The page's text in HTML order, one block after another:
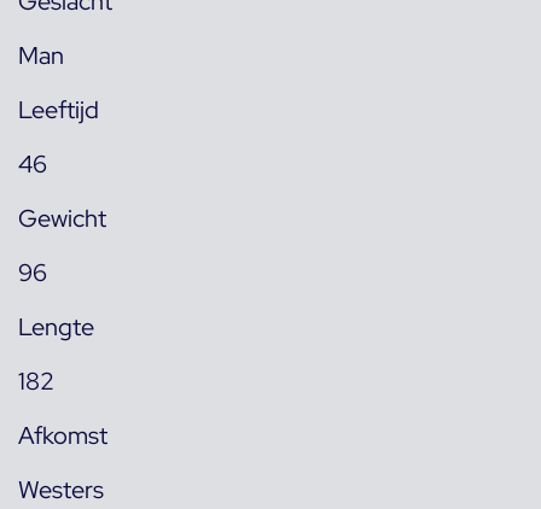
Man
Leeftijd
46
Gewicht
96
Lengte
182
Afkomst
Westers